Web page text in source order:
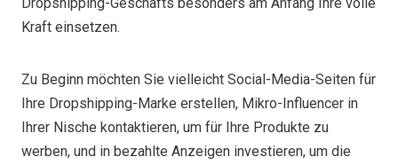
Kraft einsetzen.
Zu Beginn möchten Sie vielleicht Social-Media-Seiten für
Ihre Dropshipping-Marke erstellen, Mikro-Influencer in
Ihrer Nische kontaktieren, um für Ihre Produkte zu
werben, und in bezahlte Anzeigen investieren, um die